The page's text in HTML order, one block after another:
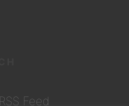
RSS Feed